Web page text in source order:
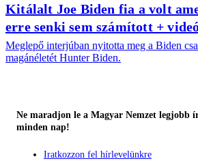
Kitálalt Joe Biden fia a volt
erre senki sem számított +
Meglepő interjúban nyitotta meg a Biden
magánéletét Hunter Biden.
Ne maradjon le a Magyar Nemzet legjobb
minden nap!
Iratkozzon fel hírlevelünkre